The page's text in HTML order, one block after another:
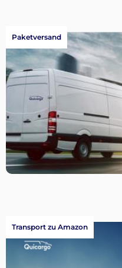
Paketversand
Transport zu Amazon